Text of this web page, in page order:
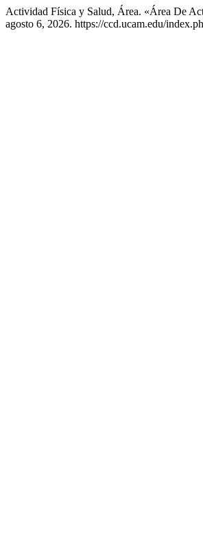
Actividad Física y Salud, Área. «Área De
agosto 6, 2026. https://ccd.ucam.edu/